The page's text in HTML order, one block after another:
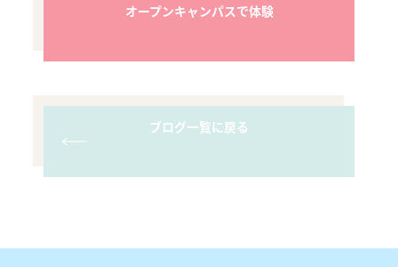
オープンキャンパスで体験
ブログ一覧に戻る